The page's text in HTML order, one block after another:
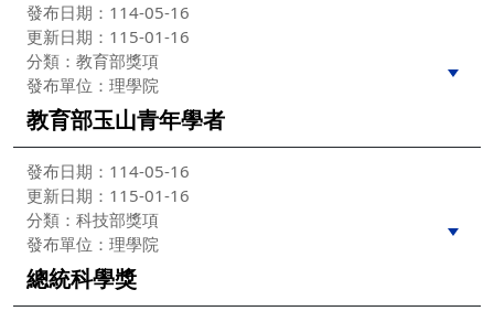
發布日期：114-05-16
更新日期：115-01-16
分類：教育部獎項
發布單位：理學院
教育部玉山青年學者
發布日期：114-05-16
更新日期：115-01-16
分類：科技部獎項
發布單位：理學院
總統科學獎